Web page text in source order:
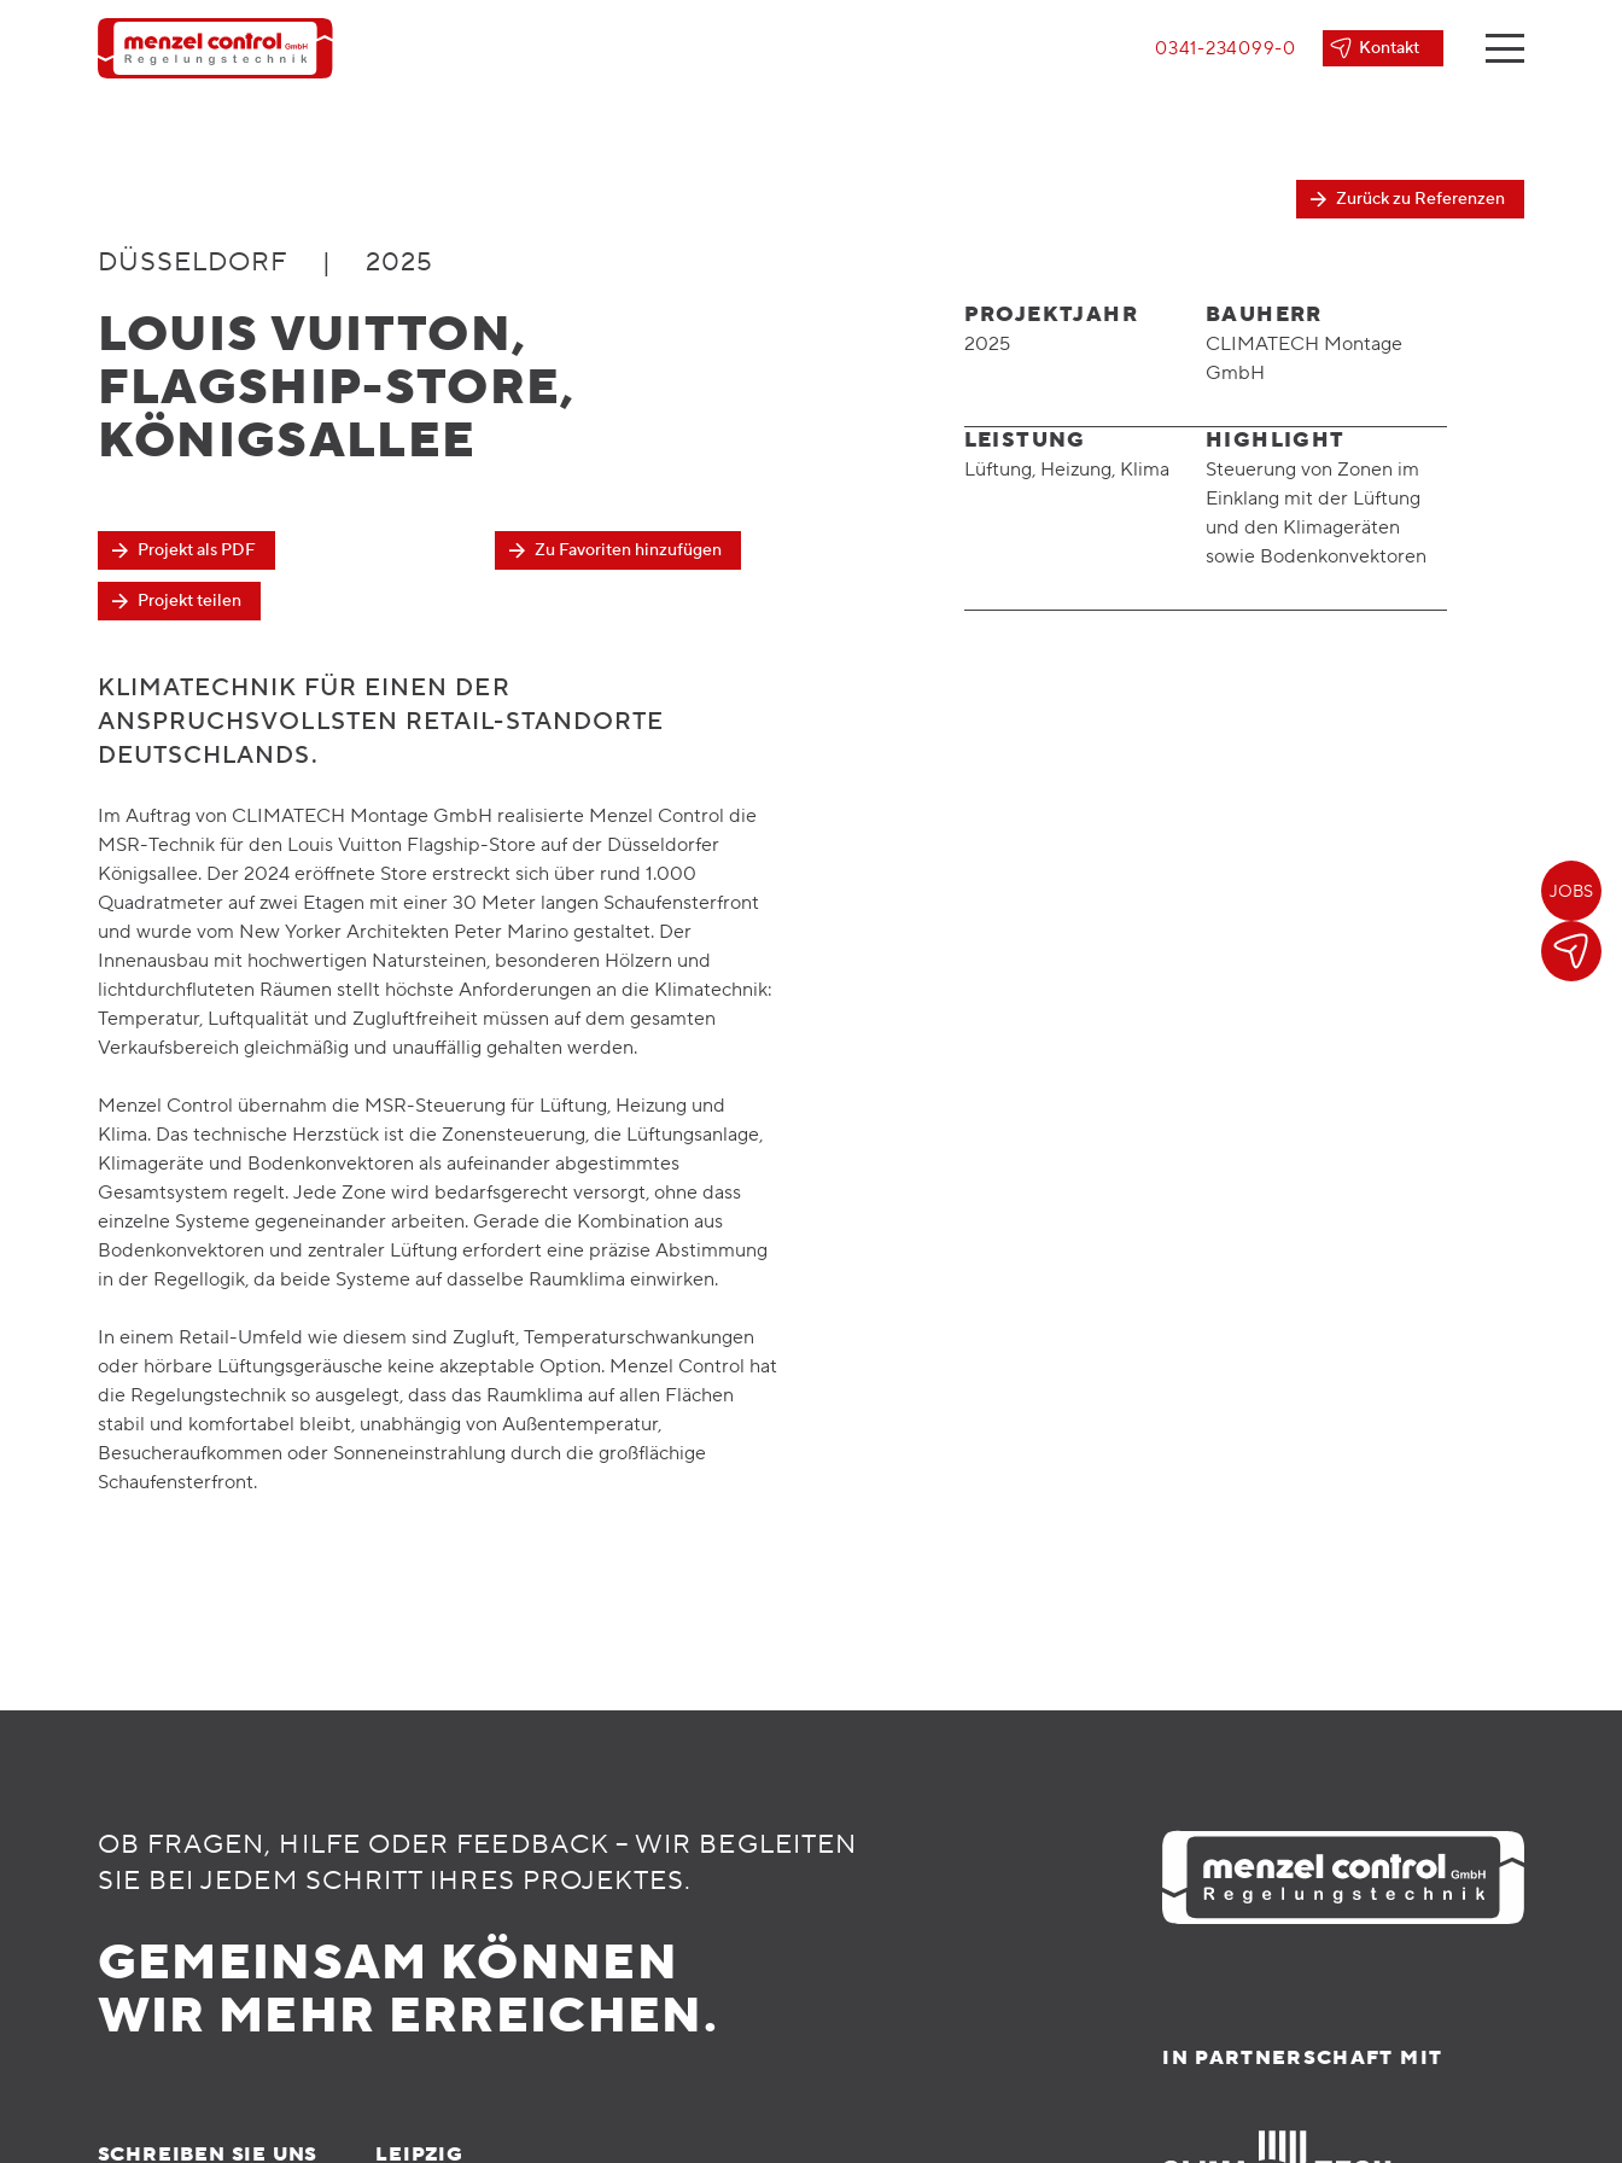
0341-234099-0 Kontakt
Zurück zu Referenzen
DÜSSELDORF | 2025
LOUIS VUITTON,
FLAGSHIP-STORE,
KÖNIGSALLEE
Projekt als PDF Zu Favoriten hinzufügen
Projekt teilen
KLIMATECHNIK FÜR EINEN DER
ANSPRUCHSVOLLSTEN RETAIL-STANDORTE
DEUTSCHLANDS.
Im Auftrag von CLIMATECH Montage GmbH realisierte Menzel Control die
MSR-Technik für den Louis Vuitton Flagship-Store auf der Düsseldorfer
Königsallee. Der 2024 eröffnete Store erstreckt sich über rund 1.000
Quadratmeter auf zwei Etagen mit einer 30 Meter langen Schaufensterfront
und wurde vom New Yorker Architekten Peter Marino gestaltet. Der
Innenausbau mit hochwertigen Natursteinen, besonderen Hölzern und
lichtdurchfluteten Räumen stellt höchste Anforderungen an die Klimatechnik:
Temperatur, Luftqualität und Zugluftfreiheit müssen auf dem gesamten
Verkaufsbereich gleichmäßig und unauffällig gehalten werden.
Menzel Control übernahm die MSR-Steuerung für Lüftung, Heizung und
Klima. Das technische Herzstück ist die Zonensteuerung, die Lüftungsanlage,
Klimageräte und Bodenkonvektoren als aufeinander abgestimmtes
Gesamtsystem regelt. Jede Zone wird bedarfsgerecht versorgt, ohne dass
einzelne Systeme gegeneinander arbeiten. Gerade die Kombination aus
Bodenkonvektoren und zentraler Lüftung erfordert eine präzise Abstimmung
in der Regellogik, da beide Systeme auf dasselbe Raumklima einwirken.
In einem Retail-Umfeld wie diesem sind Zugluft, Temperaturschwankungen
oder hörbare Lüftungsgeräusche keine akzeptable Option. Menzel Control hat
die Regelungstechnik so ausgelegt, dass das Raumklima auf allen Flächen
stabil und komfortabel bleibt, unabhängig von Außentemperatur,
Besucheraufkommen oder Sonneneinstrahlung durch die großflächige
Schaufensterfront.
PROJEKTJAHR
2025
BAUHERR
CLIMATECH Montage
GmbH
LEISTUNG
Lüftung, Heizung, Klima
HIGHLIGHT
Steuerung von Zonen im
Einklang mit der Lüftung
und den Klimageräten
sowie Bodenkonvektoren
OB FRAGEN, HILFE ODER FEEDBACK – WIR BEGLEITEN
SIE BEI JEDEM SCHRITT IHRES PROJEKTES.
GEMEINSAM KÖNNEN
WIR MEHR ERREICHEN.
SCHREIBEN SIE UNS LEIPZIG
IN PARTNERSCHAFT MIT
JOBS